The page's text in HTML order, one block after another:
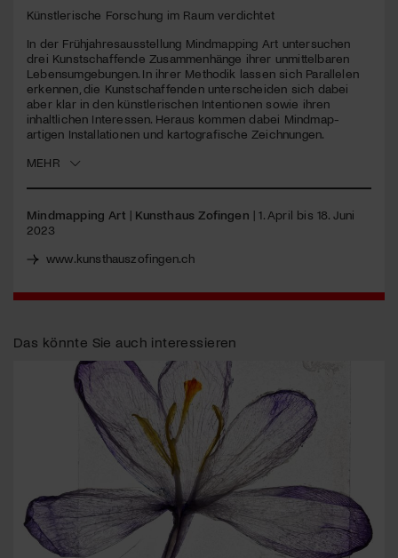
seconds
Künstlerische Forschung im Raum verdichtet
In der Frühjahresausstellung Mindmapping Art untersuchen
drei Kunstschaffende Zusammenhänge ihrer unmittelbaren
Lebensumgebungen. In ihrer Methodik lassen sich Parallelen
erkennen, die Kunstschaffenden unterscheiden sich dabei
aber klar in den künstlerischen Intentionen sowie ihren
inhaltlichen Interessen. Heraus kommen dabei Mindmap-
artigen Installationen und kartografische Zeichnungen.
MEHR
Mindmapping Art | Kunsthaus Zofingen | 1. April bis 18. Juni
2023
www.kunsthauszofingen.ch
Das könnte Sie auch interessieren
Jetzt Mitglied werden